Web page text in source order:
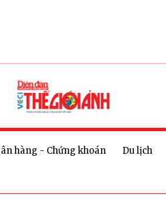
hàng - Chứng khoán Du lịch